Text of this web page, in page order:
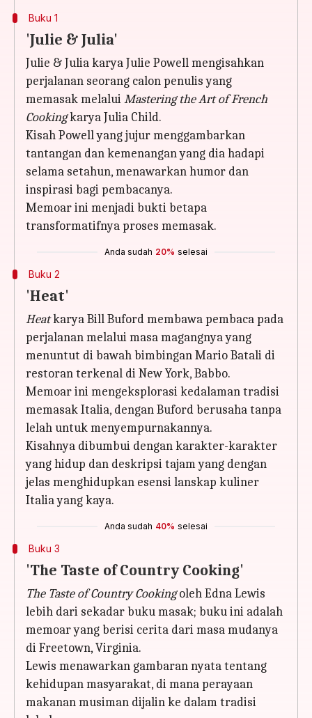
Buku 1
'Julie & Julia'
Julie & Julia karya Julie Powell mengisahkan
perjalanan seorang calon penulis yang
memasak melaluiMastering the Art of French
Cookingkarya Julia Child.
Kisah Powell yang jujur menggambarkan
tantangan dan kemenangan yang dia hadapi
selama setahun, menawarkan humor dan
inspirasi bagi pembacanya.
Memoar ini menjadi bukti betapa
transformatifnya proses memasak.
Anda sudah 20% selesai
Buku 2
'Heat'
Heatkarya Bill Buford membawa pembaca pada
perjalanan melalui masa magangnya yang
menuntut di bawah bimbingan Mario Batali di
restoran terkenal di New York, Babbo.
Memoar ini mengeksplorasi kedalaman tradisi
memasak Italia, dengan Buford berusaha tanpa
lelah untuk menyempurnakannya.
Kisahnya dibumbui dengan karakter-karakter
yang hidup dan deskripsi tajam yang dengan
jelas menghidupkan esensi lanskap kuliner
Italia yang kaya.
Anda sudah 40% selesai
Buku 3
'The Taste of Country Cooking'
The Taste of Country Cookingoleh Edna Lewis
lebih dari sekadar buku masak; buku ini adalah
memoar yang berisi cerita dari masa mudanya
di Freetown, Virginia.
Lewis menawarkan gambaran nyata tentang
kehidupan masyarakat, di mana perayaan
makanan musiman dijalin ke dalam tradisi